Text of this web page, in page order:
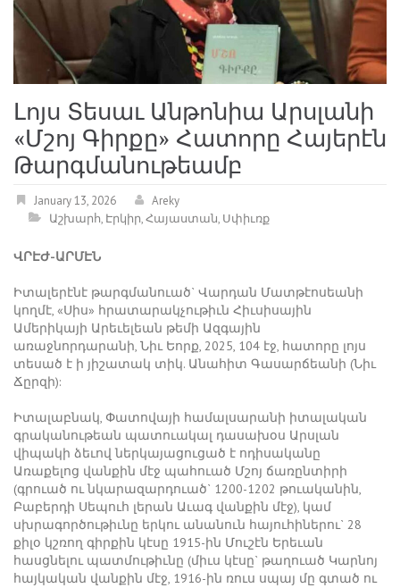
Լոյս Տեսաւ Անթոնիա Արսլանի
«Մշոյ Գիրքը» Հատորը Հայերէն
Թարգմանութեամբ
January 13, 2026
Areky
Աշխարհ, Էրկիր,Հայաստան, Սփիւռք
ՎՐԷԺ-ԱՐՄԷՆ
Իտալերէնէ թարգմանուած` Վարդան Մատթէոսեանի
կողմէ, «Սիս» հրատարակչութիւն Հիւսիսային
Ամերիկայի Արեւելեան թեմի Ազգային
առաջնորդարանի, Նիւ Եորք, 2025, 104 էջ, հատորը լոյս
տեսած է ի յիշատակ տիկ. Անահիտ Գասարճեանի (Նիւ
Ճըրզի):
Իտալաբնակ, Փատովայի համալսարանի իտալական
գրականութեան պատուակալ դասախօս Արսլան
վիպակի ձեւով ներկայացուցած է ոդիսականը
Առաքելոց վանքին մէջ պահուած Մշոյ ճառընտիրի
(գրուած ու նկարազարդուած` 1200-1202 թուականին,
Բաբերդի Սեպուհ լերան Աւագ վանքին մէջ), կամ
սխրագործութիւնը երկու անանուն հայուհիներու` 28
քիլօ կշռող գիրքին կէսը 1915-ին Մուշէն Երեւան
հասցնելու պատմութիւնը (միւս կէսը` թաղուած Կարնոյ
հայկական վանքին մէջ, 1916-ին ռուս սպայ մը գտած ու